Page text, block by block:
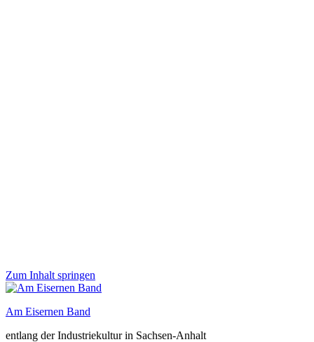
Zum Inhalt springen
Am Eisernen Band
entlang der Industriekultur in Sachsen-Anhalt